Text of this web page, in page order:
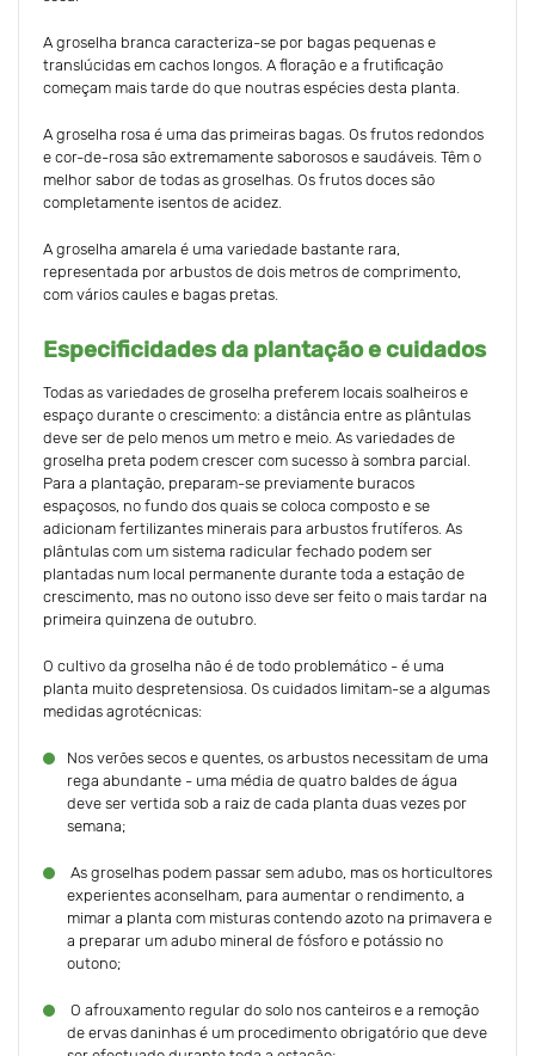
A groselha branca caracteriza-se por bagas pequenas e
translúcidas em cachos longos. A floração e a frutificação
começam mais tarde do que noutras espécies desta planta.
A groselha rosa é uma das primeiras bagas. Os frutos redondos
e cor-de-rosa são extremamente saborosos e saudáveis. Têm o
melhor sabor de todas as groselhas. Os frutos doces são
completamente isentos de acidez.
A groselha amarela é uma variedade bastante rara,
representada por arbustos de dois metros de comprimento,
com vários caules e bagas pretas.
Especificidades da plantação e cuidados
Todas as variedades de groselha preferem locais soalheiros e
espaço durante o crescimento: a distância entre as plântulas
deve ser de pelo menos um metro e meio. As variedades de
groselha preta podem crescer com sucesso à sombra parcial.
Para a plantação, preparam-se previamente buracos
espaçosos, no fundo dos quais se coloca composto e se
adicionam fertilizantes minerais para arbustos frutíferos. As
plântulas com um sistema radicular fechado podem ser
plantadas num local permanente durante toda a estação de
crescimento, mas no outono isso deve ser feito o mais tardar na
primeira quinzena de outubro.
O cultivo da groselha não é de todo problemático - é uma
planta muito despretensiosa. Os cuidados limitam-se a algumas
medidas agrotécnicas:
Nos verões secos e quentes, os arbustos necessitam de uma
rega abundante - uma média de quatro baldes de água
deve ser vertida sob a raiz de cada planta duas vezes por
semana;
As groselhas podem passar sem adubo, mas os horticultores
experientes aconselham, para aumentar o rendimento, a
mimar a planta com misturas contendo azoto na primavera e
a preparar um adubo mineral de fósforo e potássio no
outono;
O afrouxamento regular do solo nos canteiros e a remoção
de ervas daninhas é um procedimento obrigatório que deve